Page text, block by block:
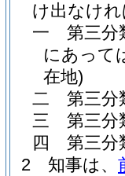
け出なけ
一
第三分
にあって
在地)
二
第三分
三
第三分
四
第三分
2
知事は、